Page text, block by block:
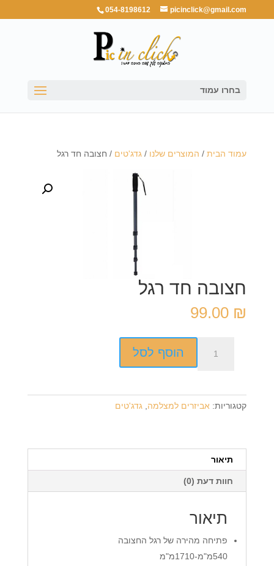
054-8198612 picinclick@gmail.com
בחרו עמוד
עמוד הבית/ המוצרים שלנו / גדג'טים / חצובה חד רגל
חצובה חד רגל
99.00 ₪
הוסף לסל
קטגוריות: אביזרים למצלמה גדג'טים
תיאור
חוות דעת (0)
תיאור
פתיחה מהירה של רגל החצובה
540מ"מ-1710מ"מ